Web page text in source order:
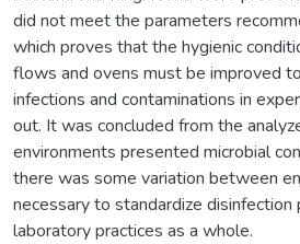
did not meet the parameters
which proves that the hygienic
flows and ovens must be improved
infections and contaminations in
out. It was concluded from the
environments presented microbial
there was some variation between
necessary to standardize
laboratory practices as a whole.